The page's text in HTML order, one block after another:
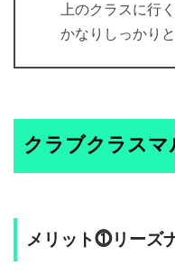
上のクラスに行
かなりしっかり
クラブクラスマ
メリット⓵リーズ